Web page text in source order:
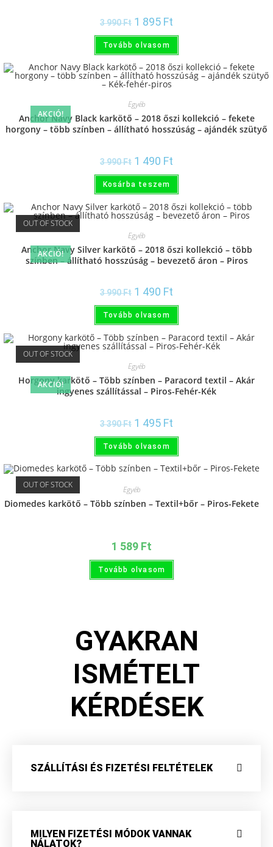
3 990Ft 1 895 Ft
Tovább olvasom
AKCIÓ!
Egyéb
Anchor Navy Black karkötő – 2018 őszi kollekció – fekete
horgony – több színben – állítható hosszúság – ajándék szütyő
3 990Ft 1 490 Ft
Kosárba teszem
OUT OF STOCK
AKCIÓ!
Egyéb
Anchor Navy Silver karkötő – 2018 őszi kollekció – több
színben – állítható hosszúság – bevezető áron – Piros
3 990Ft 1 490 Ft
Tovább olvasom
OUT OF STOCK
AKCIÓ!
Egyéb
Horgony karkötő – Több színben – Paracord textil – Akár
ingyenes szállítással – Piros-Fehér-Kék
3 390Ft 1 495 Ft
Tovább olvasom
OUT OF STOCK Egyéb
Diomedes karkötő – Több színben – Textil+bőr – Piros-Fekete
1 589 Ft
Tovább olvasom
GYAKRAN
ISMÉTELT
KÉRDÉSEK
SZÁLLÍTÁSI ÉS FIZETÉSI FELTÉTELEK
MILYEN FIZETÉSI MÓDOK VANNAK
NÁLATOK?